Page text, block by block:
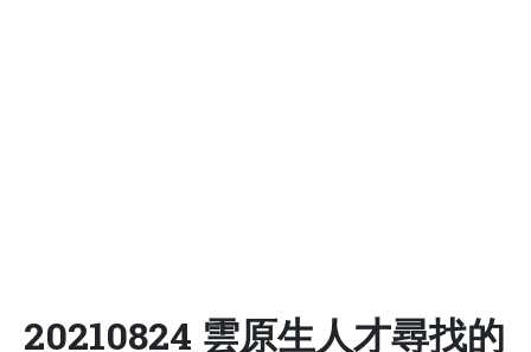
20210824 雲原生人才尋找的